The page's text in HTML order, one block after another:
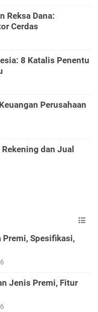
Reksa Dana:
Cerdas
8 Katalis Penentu
Perusahaan
dan Jual
Spesifikasi,
Jenis Premi, Fitur